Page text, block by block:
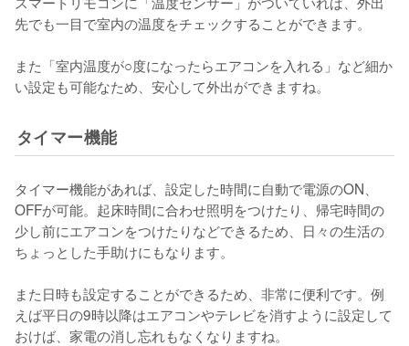
先でも一目で室内の温度をチェックすることができます。
また「室内温度が○度になったらエアコンを入れる」など細か
い設定も可能なため、安心して外出ができますね。
タイマー機能
タイマー機能があれば、設定した時間に自動で電源のON、
OFFが可能。起床時間に合わせ照明をつけたり、帰宅時間の
少し前にエアコンをつけたりなどできるため、日々の生活の
ちょっとした手助けにもなります。
また日時も設定することができるため、非常に便利です。例
えば平日の9時以降はエアコンやテレビを消すように設定して
おけば、家電の消し忘れもなくなりますね。